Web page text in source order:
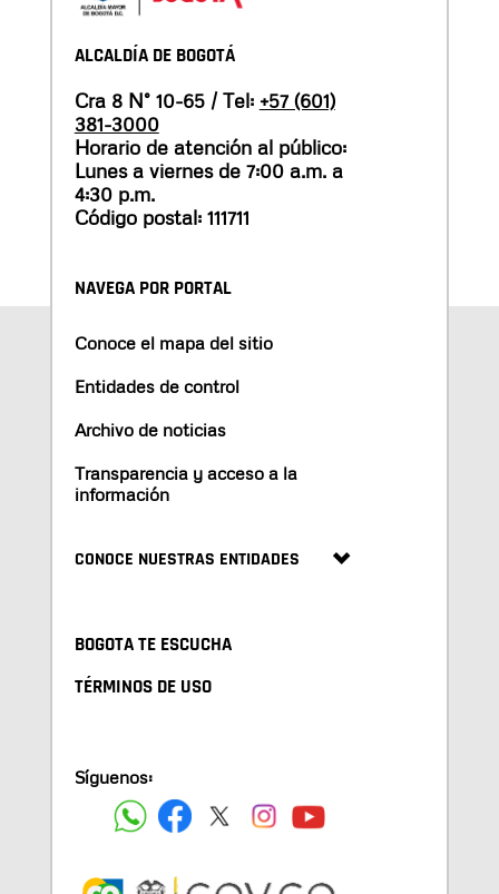
ALCALDÍA DE BOGOTÁ
Cra 8 N° 10-65 / Tel: +57 (601)
381-3000
Horario de atención al público:
Lunes a viernes de 7:00 a.m. a
4:30 p.m.
Código postal: 111711
NAVEGA POR PORTAL
Conoce el mapa del sitio
Entidades de control
Archivo de noticias
Transparencia y acceso a la
información
CONOCE NUESTRAS ENTIDADES
BOGOTA TE ESCUCHA
TÉRMINOS DE USO
Síguenos: